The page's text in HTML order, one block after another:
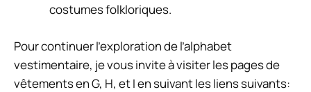
costumes folkloriques.
Pour continuer l’exploration de l’alphabet
vestimentaire, je vous invite à visiter les pages de
vêtements en G, H, et I en suivant les liens suivants: